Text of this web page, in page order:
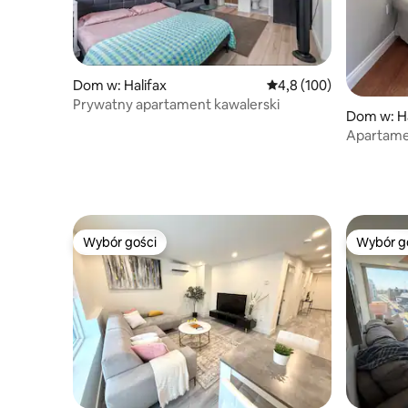
Dom w: Halifax Średnia ocena: 4,8 na
4,8 (100)
Prywatny apartament kawalerski
Dom w:
Wybór gości
Wybór gości Wybór
Wybór